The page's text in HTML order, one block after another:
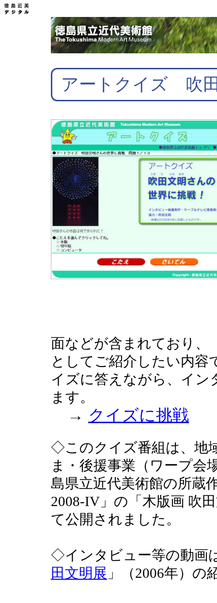
アートクイズ 吹
面などが含まれており、
としてご紹介したい内容
イズに答えながら、イン
ます。
→ クイズに挑戦
◇このクイズ番組は、地
ま・後援事業（ワープ会
島県立近代美術館の所蔵
2008-IV」の「木版画 吹
て公開されました。
◇インタビュー等の動画
田文明展 」（2006年）